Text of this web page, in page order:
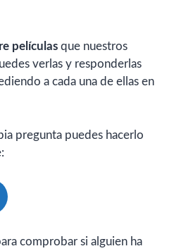
películas que nuestros
verlas y responderlas
a cada una de ellas en
pregunta puedes hacerlo
comprobar si alguien ha